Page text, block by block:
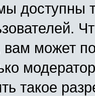
доступны
может
такое